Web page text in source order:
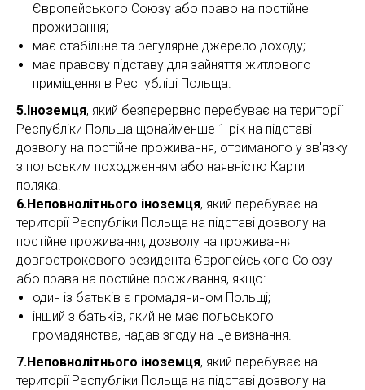
Європейського Союзу або право на постійне
проживання;
має стабільне та регулярне джерело доходу;
має правову підставу для зайняття житлового
приміщення в Республіці Польща.
5.Іноземця, який безперервно перебуває на території
Республіки Польща щонайменше 1 рік на підставі
дозволу на постійне проживання, отриманого у зв'язку
з польським походженням або наявністю Карти
поляка.
6.Неповнолітнього іноземця, який перебуває на
території Республіки Польща на підставі дозволу на
постійне проживання, дозволу на проживання
довгострокового резидента Європейського Союзу
або права на постійне проживання, якщо:
один із батьків є громадянином Польщі;
інший з батьків, який не має польського
громадянства, надав згоду на це визнання.
7.Неповнолітнього іноземця, який перебуває на
території Республіки Польща на підставі дозволу на